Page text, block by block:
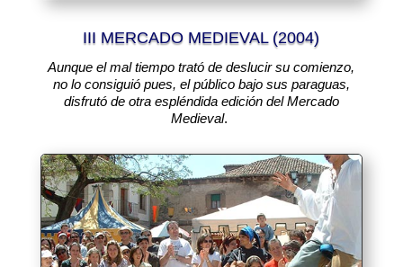
III MERCADO MEDIEVAL (2004)
Aunque el mal tiempo trató de deslucir su comienzo,
no lo consiguió pues, el público bajo sus paraguas,
disfrutó de otra espléndida edición del Mercado
Medieval.